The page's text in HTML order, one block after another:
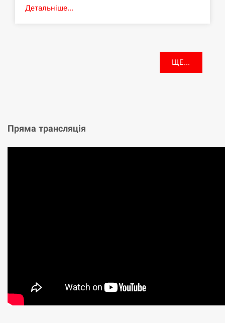
Детальніше...
ЩЕ...
Пряма трансляція